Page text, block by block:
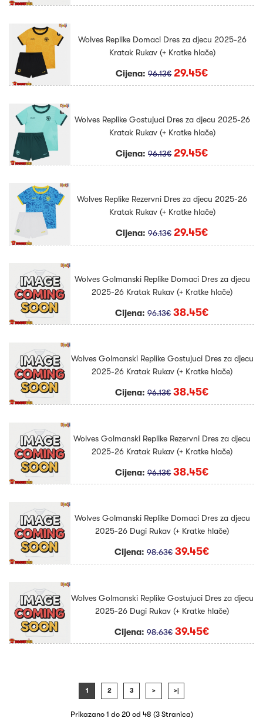
Wolves Replike Domaci Dres za djecu 2025-26
Kratak Rukav (+ Kratke hlače)
Cijena:96.13€ 29.45€
Wolves Replike Gostujuci Dres za djecu 2025-26
Kratak Rukav (+ Kratke hlače)
Cijena:96.13€ 29.45€
Wolves Replike Rezervni Dres za djecu 2025-26
Kratak Rukav (+ Kratke hlače)
Cijena:96.13€ 29.45€
Wolves Golmanski Replike Domaci Dres za djecu
2025-26 Kratak Rukav (+ Kratke hlače)
Cijena:96.13€ 38.45€
Wolves Golmanski Replike Gostujuci Dres za djecu
2025-26 Kratak Rukav (+ Kratke hlače)
Cijena:96.13€ 38.45€
Wolves Golmanski Replike Rezervni Dres za djecu
2025-26 Kratak Rukav (+ Kratke hlače)
Cijena:96.13€ 38.45€
Wolves Golmanski Replike Domaci Dres za djecu
2025-26 Dugi Rukav (+ Kratke hlače)
Cijena:98.63€ 39.45€
Wolves Golmanski Replike Gostujuci Dres za djecu
2025-26 Dugi Rukav (+ Kratke hlače)
Cijena:98.63€ 39.45€
1 2 3 > >|
Prikazano 1 do 20 od 48 (3 Stranica)